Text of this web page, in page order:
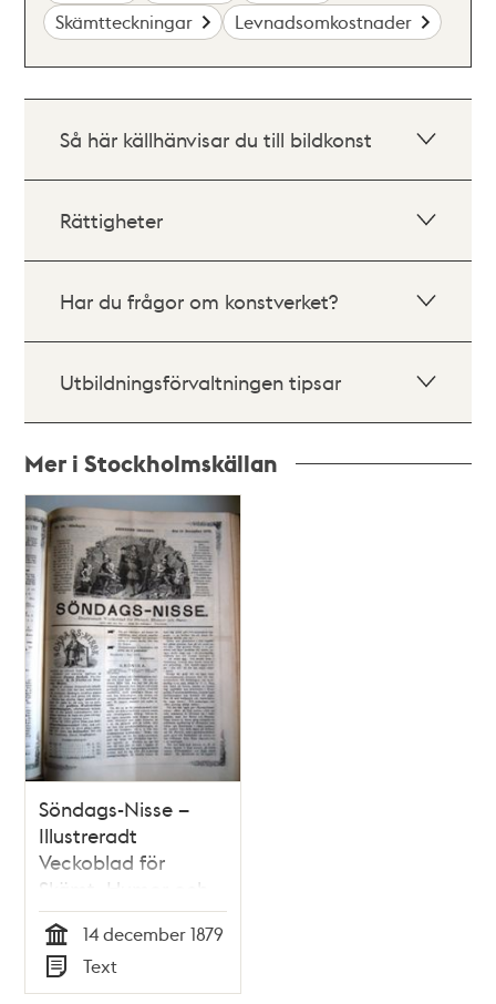
Skämtteckningar Levnadsomkostnader
Så här källhänvisar du till bildkonst
Rättigheter
Har du frågor om konstverket?
Utbildningsförvaltningen tipsar
Mer i Stockholmskällan
Relaterade
poster
och
teman
Söndags-Nisse –
Illustreradt
Veckoblad för
Skämt, Humor och
Satir nr 50, den 14
december 1879
Tid
14 december 1879
Typ
Text